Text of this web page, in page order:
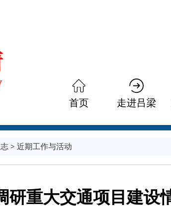
首页 走进吕梁
> 近期工作与活动
研重大交通项目建设